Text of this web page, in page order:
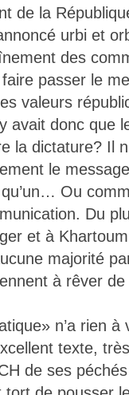
de la
urbi et
des
passer le
valeurs
avait donc que
la dictature? Il
le
Ou
Du
et à
majorité
à rêver
n’a rien à
texte,
de ses